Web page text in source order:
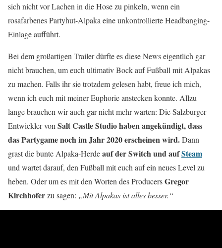
sich nicht vor Lachen in die Hose zu pinkeln, wenn ein
rosafarbenes Partyhut-Alpaka eine unkontrollierte Headbanging-
Einlage aufführt.
Bei dem großartigen Trailer dürfte es diese News eigentlich gar
nicht brauchen, um euch ultimativ Bock auf Fußball mit Alpakas
zu machen. Falls ihr sie trotzdem gelesen habt, freue ich mich,
wenn ich euch mit meiner Euphorie anstecken konnte. Allzu
lange brauchen wir auch gar nicht mehr warten: Die Salzburger
Entwickler von Salt Castle Studiohaben angekündigt, dass
das Partygame noch im Jahr 2020 erscheinen wird.Dann
grast die bunte Alpaka-Herdeauf der Switch und aufSteam
und wartet darauf, den Fußball mit euch auf ein neues Level zu
heben. Oder um es mit den Worten des ProducersGregor
Kirchhoferzu sagen: „Mit Alpakas ist alles besser.“